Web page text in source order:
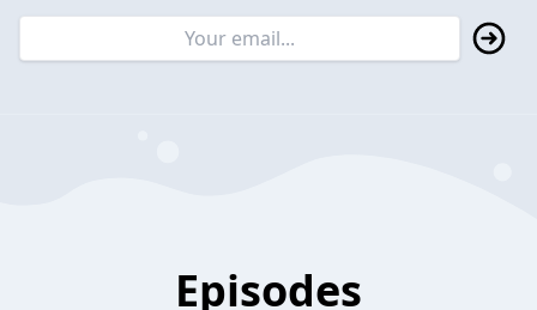
Episodes